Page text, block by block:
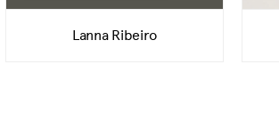
Lanna Ribeiro